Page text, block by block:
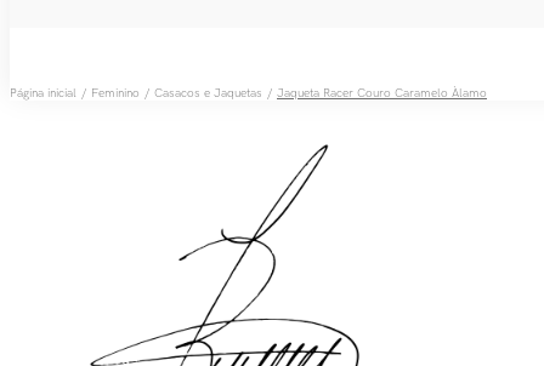
Feminino Casacos e Jaquetas Jaqueta Racer Couro Caramelo Àlamo